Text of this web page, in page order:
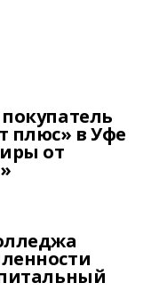
плюс» в Уфе
от